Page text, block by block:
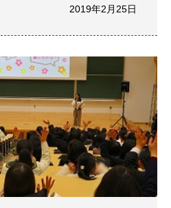
2019年2月25日